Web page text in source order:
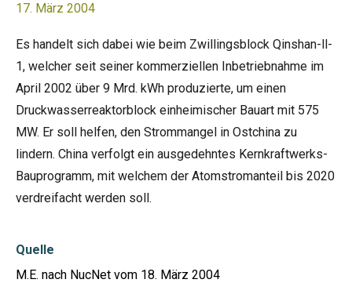
17. März 2004
Es handelt sich dabei wie beim Zwillingsblock Qinshan-ll-
1, welcher seit seiner kommerziellen Inbetriebnahme im
April 2002 über 9 Mrd. kWh produzierte, um einen
Druckwasserreaktorblock einheimischer Bauart mit 575
MW. Er soll helfen, den Strommangel in Ostchina zu
lindern. China verfolgt ein ausgedehntes Kernkraftwerks-
Bauprogramm, mit welchem der Atomstromanteil bis 2020
verdreifacht werden soll.
Quelle
M.E. nach NucNet vom 18. März 2004